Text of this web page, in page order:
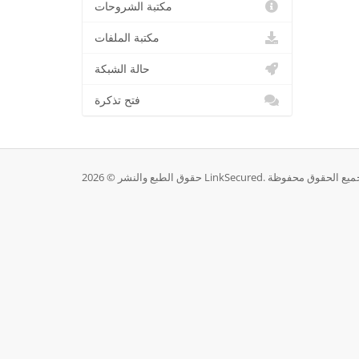
مكتبة الشروحات
مكتبة الملفات
حالة الشبكة
فتح تذكرة